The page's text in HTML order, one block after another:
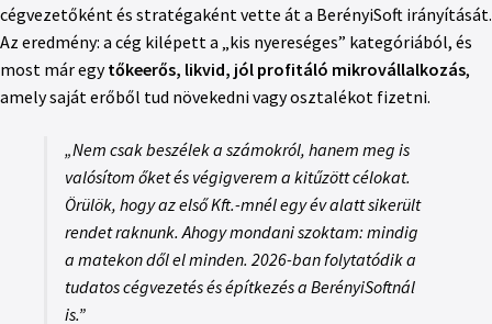
cégvezetőként és stratégaként vette át a BerényiSoft irányítását.
Az eredmény: a cég kilépett a „kis nyereséges” kategóriából, és
most már egytőkeerős, likvid, jól profitáló mikrovállalkozás,
amely saját erőből tud növekedni vagy osztalékot fizetni.
„Nem csak beszélek a számokról, hanem meg is
valósítom őket és végigverem a kitűzött célokat.
Örülök, hogy az első Kft.-mnél egy év alatt sikerült
rendet raknunk. Ahogy mondani szoktam: mindig
a matekon dől el minden. 2026-ban folytatódik a
tudatos cégvezetés és építkezés a BerényiSoftnál
is.”